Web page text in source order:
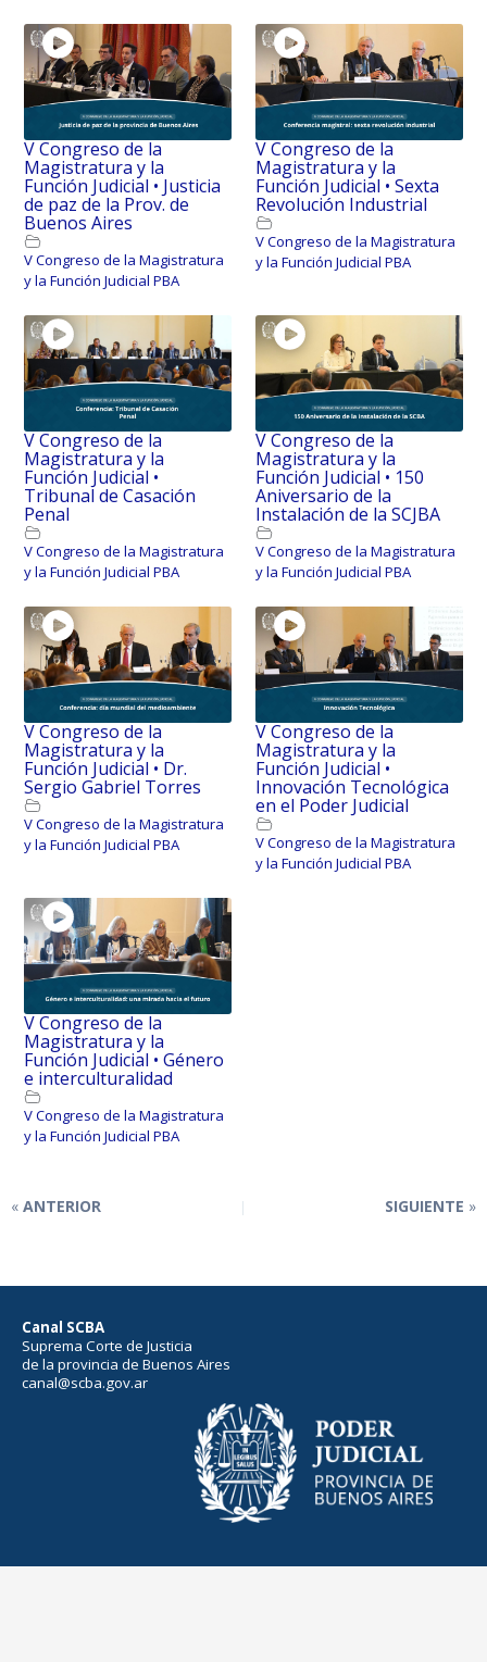
V Congreso de la
Magistratura y la
Función Judicial • Justicia
de paz de la Prov. de
Buenos Aires
V Congreso de la Magistratura
y la Función Judicial PBA
V Congreso de la
Magistratura y la
Función Judicial • Sexta
Revolución Industrial
V Congreso de la Magistratura
y la Función Judicial PBA
V Congreso de la
Magistratura y la
Función Judicial •
Tribunal de Casación
Penal
V Congreso de la Magistratura
y la Función Judicial PBA
V Congreso de la
Magistratura y la
Función Judicial • 150
Aniversario de la
Instalación de la SCJBA
V Congreso de la Magistratura
y la Función Judicial PBA
V Congreso de la
Magistratura y la
Función Judicial • Dr.
Sergio Gabriel Torres
V Congreso de la Magistratura
y la Función Judicial PBA
V Congreso de la
Magistratura y la
Función Judicial •
Innovación Tecnológica
en el Poder Judicial
V Congreso de la Magistratura
y la Función Judicial PBA
V Congreso de la
Magistratura y la
Función Judicial • Género
e interculturalidad
V Congreso de la Magistratura
y la Función Judicial PBA
ANTERIOR SIGUIENTE
Canal SCBA
Suprema Corte de Justicia
de la provincia de Buenos Aires
canal@scba.gov.ar